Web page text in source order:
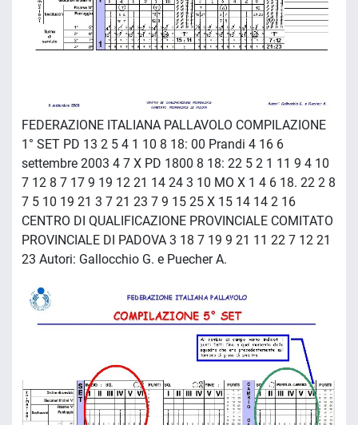
FEDERAZIONE ITALIANA PALLAVOLO COMPILAZIONE
1° SET PD 13 2 5 4 1 10 8 18: 00 Prandi 4 16 6
settembre 2003 4 7 X PD 1800 8 18: 22 5 2 1 11 9 4 10
7 12 8 7 17 9 19 12 21 14 24 3 10 MO X 1 4 6 18. 22 2 8
7 5 10 19 21 3 7 21 23 7 9 15 25 X 15 14 14 2 16
CENTRO DI QUALIFICAZIONE PROVINCIALE COMITATO
PROVINCIALE DI PADOVA 3 18 7 19 9 21 11 22 7 12 21
23 Autori: Gallocchio G. e Puecher A.